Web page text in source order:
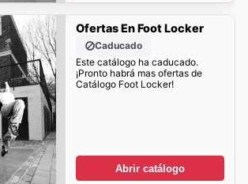
Ofertas En Foot Locker
Caducado
Este catálogo ha caducado.
¡Pronto habrá mas ofertas de
Catálogo Foot Locker!
Abrir catálogo